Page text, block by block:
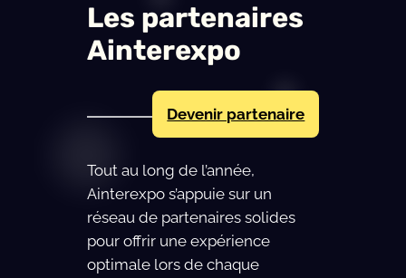
Les partenaires
Ainterexpo
Devenir partenaire
Tout au long de l’année,
Ainterexpo s’appuie sur un
réseau de partenaires solides
pour offrir une expérience
optimale lors de chaque